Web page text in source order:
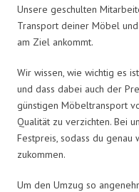
Unsere geschulten
Transport deiner Möbel
am Ziel ankommt.
Wir wissen, wie wichtig es
und dass dabei auch der
günstigen Möbeltransport
Qualität zu verzichten. Bei
Festpreis, sodass du genau
zukommen.
Um den Umzug so